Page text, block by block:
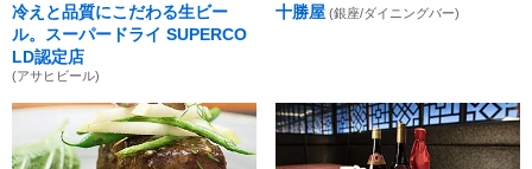
冷えと品質にこだわる生ビー
ル。スーパードライ SUPERCO
LD認定店
(アサヒビール)
十勝屋 (銀座/ダイニングバー)